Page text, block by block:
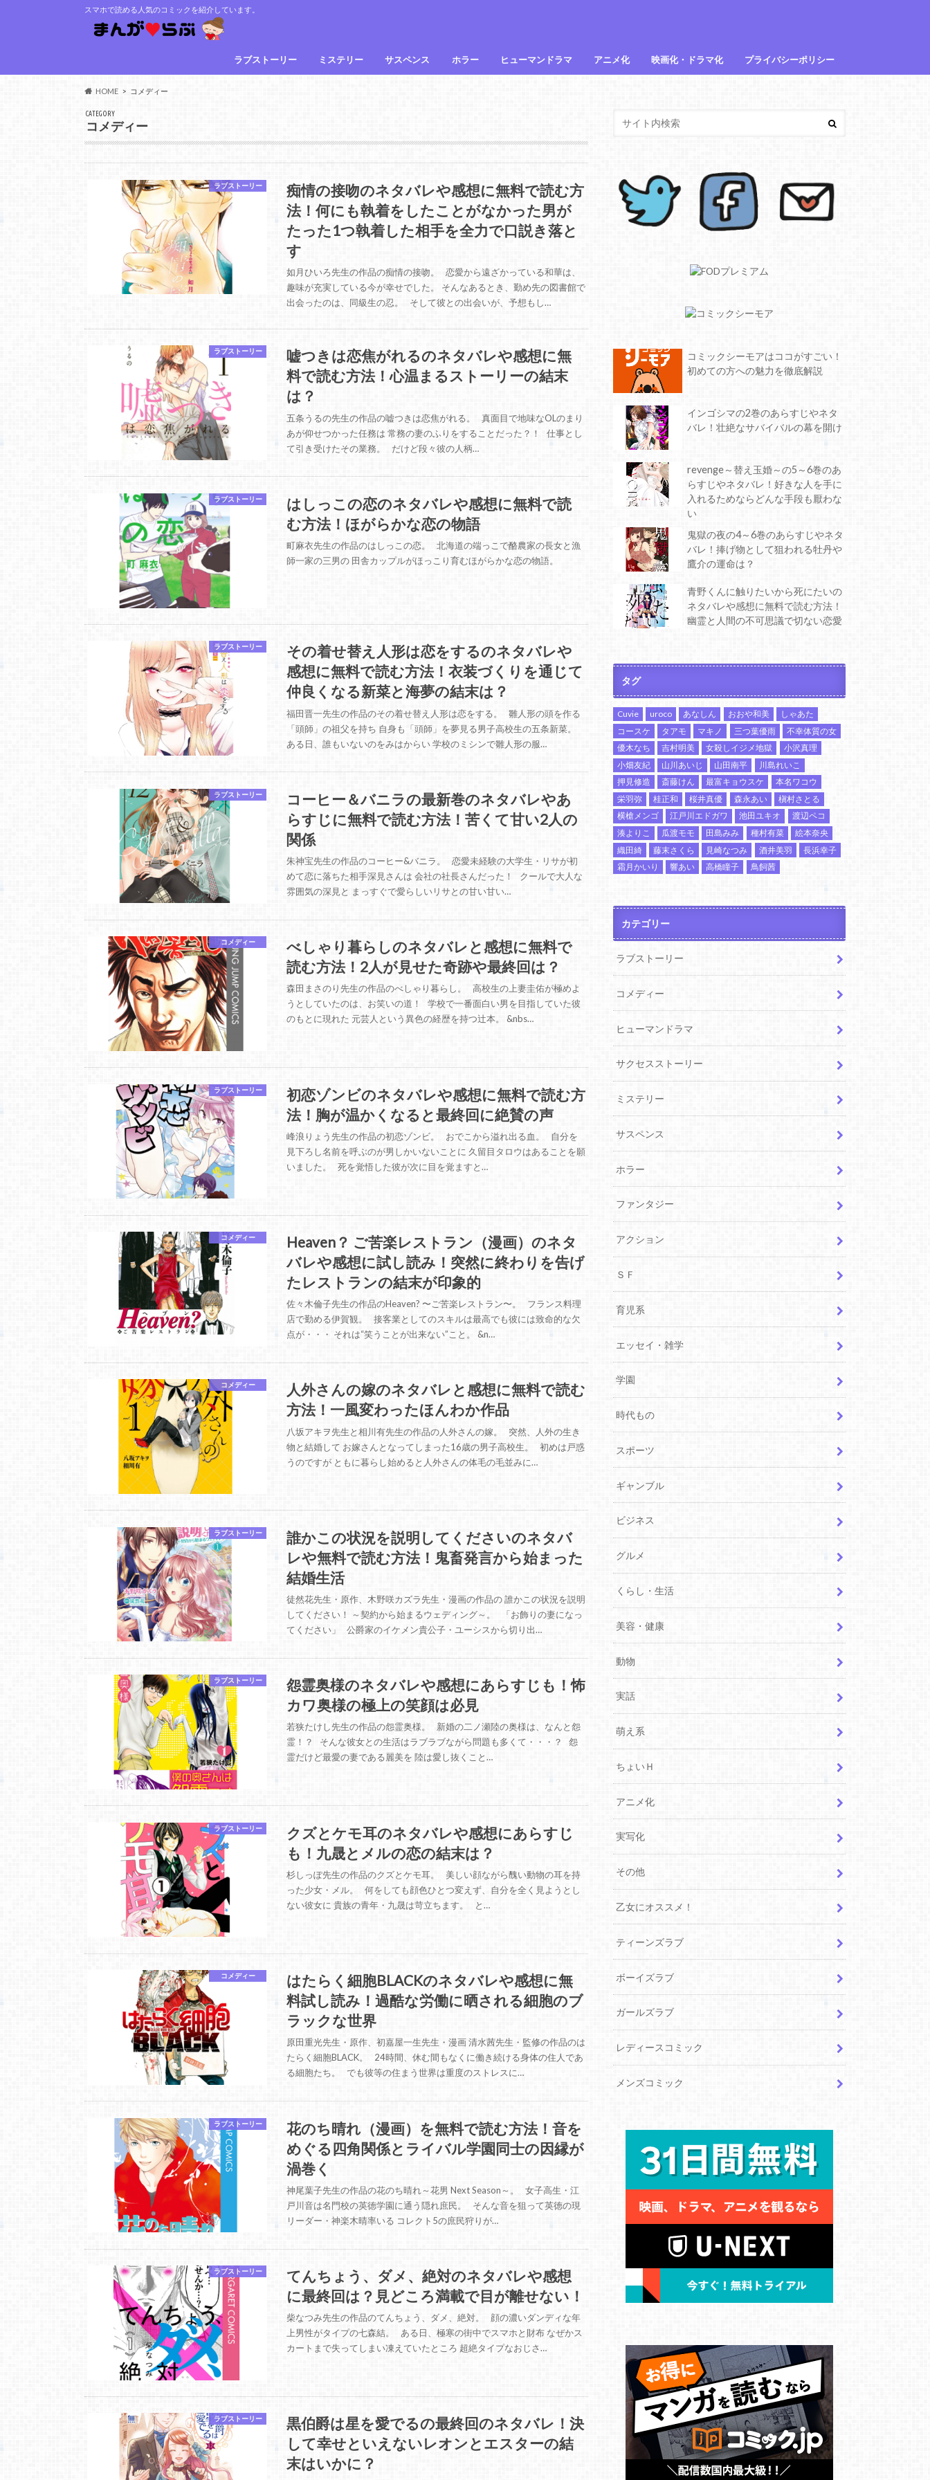
スマホで読める人気のコミックを紹介しています。
ラブストーリー ミステリー サスペンス ホラー ヒューマンドラマ アニメ化 映画化・ドラマ化 プライバシーポリシー
HOME コメディー
CATEGORY
コメディー
ラブストーリー
痴情の接吻のネタバレや感想に無料で読む方
法！何にも執着をしたことがなかった男が
たった1つ執着した相手を全力で口説き落と
す
如月ひいろ先生の作品の痴情の接吻。 恋愛から遠ざかっている和華は、
趣味が充実している今が幸せでした。 そんなあるとき、勤め先の図書館で
出会ったのは、同級生の忍。 そして彼との出会いが、予想もし…
ラブストーリー
嘘つきは恋焦がれるのネタバレや感想に無
料で読む方法！心温まるストーリーの結末
は？
五条うるの先生の作品の嘘つきは恋焦がれる。 真面目で地味なOLのまり
あが仰せつかった任務は 常務の妻のふりをすることだった？！ 仕事とし
て引き受けたその業務。 だけど段々彼の人柄…
ラブストーリー
はしっこの恋のネタバレや感想に無料で読
む方法！ほがらかな恋の物語
町麻衣先生の作品のはしっこの恋。 北海道の端っこで酪農家の長女と漁
師一家の三男の 田舎カップルがほっこり育むほがらかな恋の物語。
ラブストーリー
その着せ替え人形は恋をするのネタバレや
感想に無料で読む方法！衣装づくりを通じて
仲良くなる新菜と海夢の結末は？
福田晋一先生の作品のその着せ替え人形は恋をする。 雛人形の頭を作る
「頭師」の祖父を持ち 自身も「頭師」を夢見る男子高校生の五条新菜。
ある日、誰もいないのをみはからい 学校のミシンで雛人形の服…
ラブストーリー
コーヒー＆バニラの最新巻のネタバレやあ
らすじに無料で読む方法！苦くて甘い2人の
関係
朱神宝先生の作品のコーヒー&バニラ。 恋愛未経験の大学生・リサが初
めて恋に落ちた相手深見さんは 会社の社長さんだった！ クールで大人な
雰囲気の深見と まっすぐで愛らしいリサとの甘い甘い…
コメディー
べしゃり暮らしのネタバレと感想に無料で
読む方法！2人が見せた奇跡や最終回は？
森田まさのり先生の作品のべしゃり暮らし。 高校生の上妻圭佑が極めよ
うとしていたのは、お笑いの道！ 学校で一番面白い男を目指していた彼
のもとに現れた 元芸人という異色の経歴を持つ辻本。 &nbs…
ラブストーリー
初恋ゾンビのネタバレや感想に無料で読む方
法！胸が温かくなると最終回に絶賛の声
峰浪りょう先生の作品の初恋ゾンビ。 おでこから溢れ出る血。 自分を
見下ろし名前を呼ぶのが男しかいないことに 久留目タロウはあることを願
いました。 死を覚悟した彼が次に目を覚ますと…
コメディー
Heaven？ ご苦楽レストラン（漫画）のネタ
バレや感想に試し読み！突然に終わりを告げ
たレストランの結末が印象的
佐々木倫子先生の作品のHeaven? 〜ご苦楽レストラン〜。 フランス料理
店で勤める伊賀観。 接客業としてのスキルは最高でも彼には致命的な欠
点が・・・ それは“笑うことが出来ない”こと。 &n…
コメディー
人外さんの嫁のネタバレと感想に無料で読む
方法！一風変わったほんわか作品
八坂アキヲ先生と相川有先生の作品の人外さんの嫁。 突然、人外の生き
物と結婚して お嫁さんとなってしまった16歳の男子高校生。 初めは戸惑
うのですが ともに暮らし始めると人外さんの体毛の毛並みに…
ラブストーリー
誰かこの状況を説明してくださいのネタバ
レや無料で読む方法！鬼畜発言から始まった
結婚生活
徒然花先生・原作、木野咲カズラ先生・漫画の作品の 誰かこの状況を説明
してください！ ～契約から始まるウェディング～。 「お飾りの妻になっ
てください」 公爵家のイケメン貴公子・ユーシスから切り出…
ラブストーリー
怨霊奥様のネタバレや感想にあらすじも！怖
カワ奥様の極上の笑顔は必見
若狭たけし先生の作品の怨霊奥様。 新婚の二ノ瀬陸の奥様は、なんと怨
霊！？ そんな彼女との生活はラブラブながら問題も多くて・・・？ 怨
霊だけど最愛の妻である麗美を 陸は愛し抜くこと…
ラブストーリー
クズとケモ耳のネタバレや感想にあらすじ
も！九晟とメルの恋の結末は？
杉しっぽ先生の作品のクズとケモ耳。 美しい顔ながら醜い動物の耳を持
った少女・メル。 何をしても顔色ひとつ変えず、自分を全く見ようとし
ない彼女に 貴族の青年・九晟は苛立ちます。 と…
コメディー
はたらく細胞BLACKのネタバレや感想に無
料試し読み！過酷な労働に晒される細胞のブ
ラックな世界
原田重光先生・原作、初嘉屋一生先生・漫画 清水茜先生・監修の作品のは
たらく細胞BLACK。 24時間、休む間もなくに働き続ける身体の住人であ
る細胞たち。 でも彼等の住まう世界は重度のストレスに…
ラブストーリー
花のち晴れ（漫画）を無料で読む方法！音を
めぐる四角関係とライバル学園同士の因縁が
渦巻く
神尾葉子先生の作品の花のち晴れ～花男 Next Season～。 女子高生・江
戸川音は名門校の英徳学園に通う隠れ庶民。 そんな音を狙って英徳の現
リーダー・神楽木晴率いる コレクト5の庶民狩りが…
ラブストーリー
てんちょう、ダメ、絶対のネタバレや感想
に最終回は？見どころ満載で目が離せない！
柴なつみ先生の作品のてんちょう、ダメ、絶対。 顔の濃いダンディな年
上男性がタイプの七森結。 ある日、極寒の街中でスマホと財布 なぜかス
カートまで失ってしまい凍えていたところ 超絶タイプなおじさ…
ラブストーリー
黒伯爵は星を愛でるの最終回のネタバレ！決
して幸せといえないレオンとエスターの結
末はいかに？
コミックシーモアはココがすごい！
初めての方への魅力を徹底解説
インゴシマの2巻のあらすじやネタ
バレ！壮絶なサバイバルの幕を開け
revenge～替え玉婚～の5～6巻のあ
らすじやネタバレ！好きな人を手に
入れるためならどんな手段も厭わな
い
鬼獄の夜の4～6巻のあらすじやネタ
バレ！捧げ物として狙われる牡丹や
鷹介の運命は？
青野くんに触りたいから死にたいの
ネタバレや感想に無料で読む方法！
幽霊と人間の不可思議で切ない恋愛
タグ
Cuvie uroco あなしん おおや和美
しゃあた
コースケ
タアモ マキノ 三つ葉優雨
不幸体質の女
優木なち
吉村明美 女殺しイジメ地獄
小沢真理
小畑友紀
山川あいじ 山田南平
川島れいこ
押見修造
斎藤けん 最富キョウスケ
本名ワコウ
栄羽弥
桂正和 桜井真優 森永あい
槇村さとる
横槍メンゴ
江戸川エドガワ 池田ユキオ
渡辺ペコ
湊よりこ
瓜渡モモ 田島みみ 種村有菜
絵本奈央
織田綺
藤末さくら 見崎なつみ 酒井美羽
長浜幸子
霜月かいり
響あい 高橋瞳子 鳥飼茜
カテゴリー
ラブストーリー
コメディー
ヒューマンドラマ
サクセスストーリー
ミステリー
サスペンス
ホラー
ファンタジー
アクション
ＳＦ
育児系
エッセイ・雑学
学園
時代もの
スポーツ
ギャンブル
ビジネス
グルメ
くらし・生活
美容・健康
動物
実話
萌え系
ちょいＨ
アニメ化
実写化
その他
乙女にオススメ！
ティーンズラブ
ボーイズラブ
ガールズラブ
レディースコミック
メンズコミック